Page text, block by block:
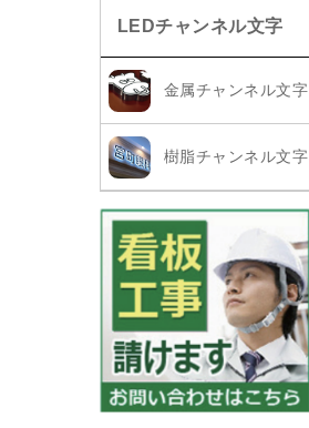
LEDチャンネル文字
金属チャンネル文字
樹脂チャンネル文字